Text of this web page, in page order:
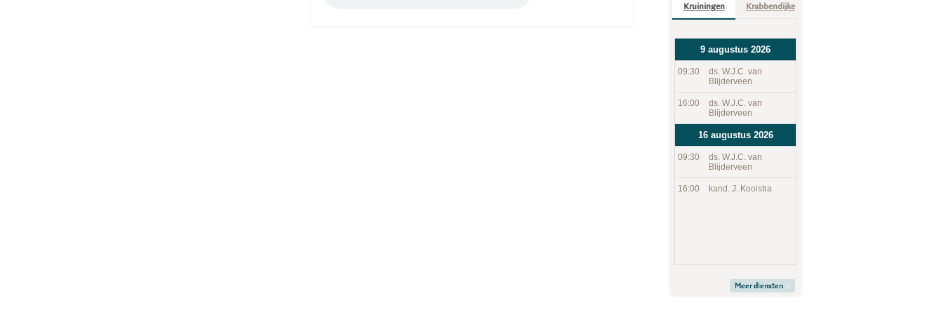
Kruiningen Krabbendijke
9 augustus 2026
09:30
ds. W.J.C. van
Blijderveen
16:00
ds. W.J.C. van
Blijderveen
16 augustus 2026
09:30
ds. W.J.C. van
Blijderveen
16:00 kand. J. Kooistra
Meer diensten